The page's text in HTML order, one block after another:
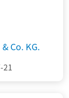
Co. KG.
21